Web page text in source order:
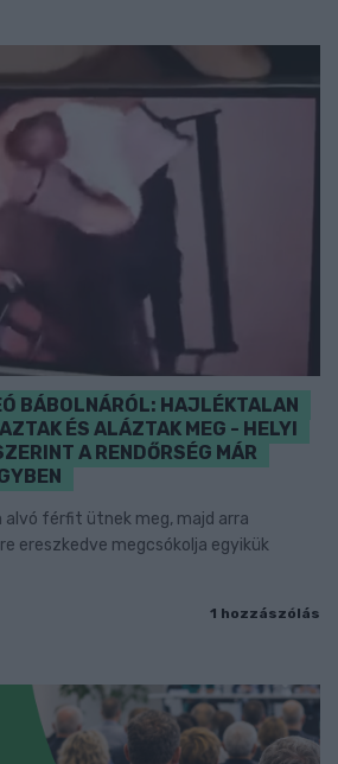
BÁBOLNÁRÓL: HAJLÉKTALAN
ÉS ALÁZTAK MEG - HELYI
A RENDŐRSÉG MÁR
férfit ütnek meg, majd arra
ereszkedve megcsókolja egyikük
1 hozzászólás